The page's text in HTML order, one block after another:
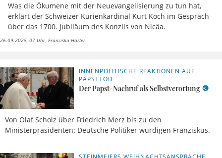
Was die Ökumene mit der Neuevangelisierung zu tun hat,
erklärt der Schweizer Kurienkardinal Kurt Koch im Gespräch
über das 1700. Jubiläum des Konzils von Nicäa.
26.09.2025, 07 Uhr Franziska Harter
INNENPOLITISCHE REAKTIONEN AUF
PAPSTTOD
Der Papst-Nachruf als Selbstverortung
Von Olaf Scholz über Friedrich Merz bis zu den
Ministerpräsidenten: Deutsche Politiker würdigen Franziskus.
21.04.2025, 16
Uhr
Meldung
30.12.2024, Elmar